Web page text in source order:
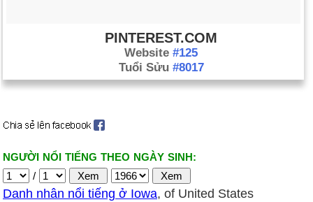
PINTEREST.COM
Website #125
Tuổi Sửu #8017
NGƯỜI NỔI TIẾNG THEO NGÀY SINH:
/
Danh nhân nổi tiếng ở Iowa, of United States